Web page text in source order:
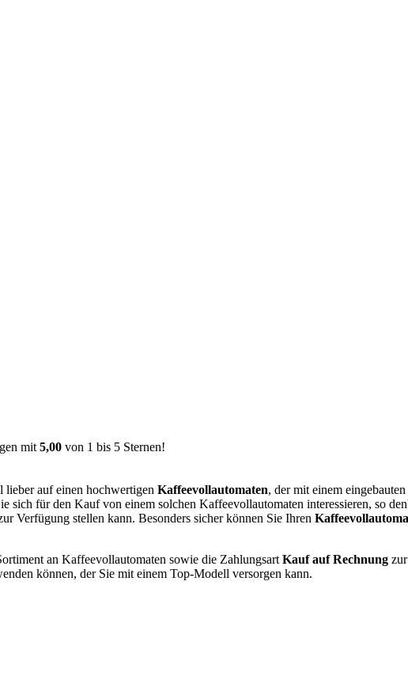
mit 5,00 von 1 bis 5 Sternen!
lieber auf einen hochwertigen Kaffeevollautomaten, der mit einem
für den Kauf von einem solchen Kaffeevollautomaten interessieren, so
Verfügung stellen kann. Besonders sicher können Sie Ihren
an Kaffeevollautomaten sowie die Zahlungsart Kauf auf Rechnung
können, der Sie mit einem Top-Modell versorgen kann.